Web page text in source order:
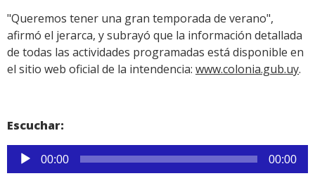
"Queremos tener una gran temporada de verano",
afirmó el jerarca, y subrayó que la información detallada
de todas las actividades programadas está disponible en
el sitio web oficial de la intendencia: www.colonia.gub.uy.
Escuchar:
Reproductor
de
00:00 00:00